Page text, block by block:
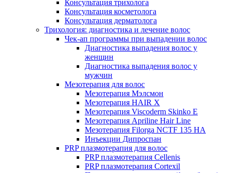
Консультация трихолога
Консультация косметолога
Консультация дерматолога
Трихология: диагностика и лечение волос
Чек-ап программы при выпадении волос
Диагностика выпадения волос у
женщин
Диагностика выпадения волос у
мужчин
Мезотерапия для волос
Мезотерапия Мэлсмон
Мезотерапия HAIR X
Мезотерапия Viscoderm Skinko E
Мезотерапия Apriline Hair Line
Мезотерапия Filorga NCTF 135 HA
Инъекции Дипроспан
PRP плазмотерапия для волос
PRP плазмотерапия Cellenis
PRP плазмотерапия Cortexil